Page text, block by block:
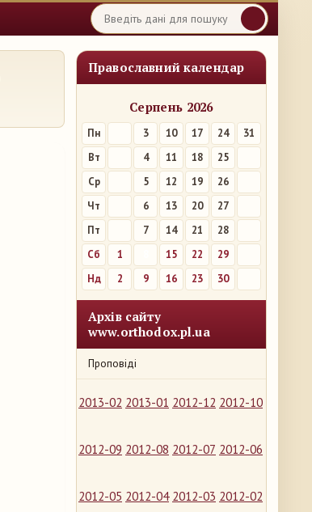
Православний календар
Серпень 2026
Пн 3 10 17 24
31
Вт
4 11 18
25
Ср
5 12 19
26
Чт
6 13 20
27
Пт
7 14 21
28
Сб
1 15 22
29
Нд
2 9 16 23 30
Архів сайту
www.orthodox.pl.ua
Проповіді
2013-02 2013-01 2012-12 2012-10
2012-09 2012-08 2012-07 2012-06
2012-05 2012-04 2012-03 2012-02